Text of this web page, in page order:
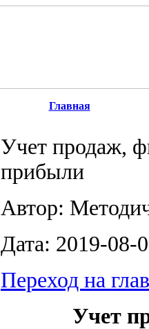
Главная
Учет продаж,
прибыли
Автор:
Дата: 2019-08-
Переход на
Учет